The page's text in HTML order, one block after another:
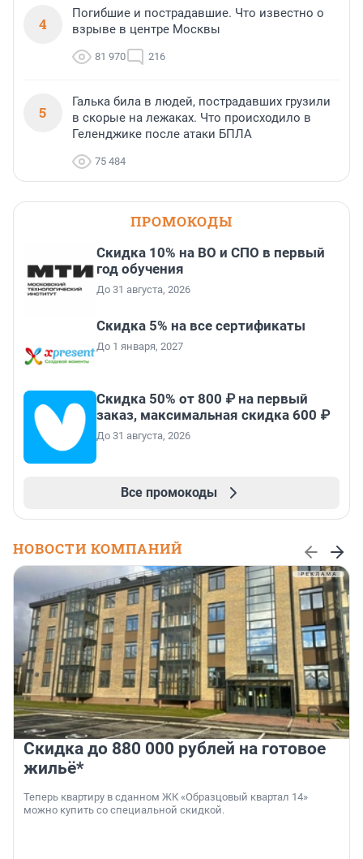
4
Погибшие и пострадавшие. Что известно о
взрыве в центре Москвы
81 970 216
5
Галька била в людей, пострадавших грузили
в скорые на лежаках. Что происходило в
Геленджике после атаки БПЛА
75 484
ПРОМОКОДЫ
Скидка 10% на ВО и СПО в первый
год обучения
До 31 августа, 2026
Скидка 5% на все сертификаты
До 1 января, 2027
Скидка 50% от 800 ₽ на первый
заказ, максимальная скидка 600 ₽
До 31 августа, 2026
Все промокоды
НОВОСТИ КОМПАНИЙ
Скидка до 880 000 рублей на готовое
жильё*
Теперь квартиру в сданном ЖК «Образцовый квартал 14»
можно купить со специальной скидкой.